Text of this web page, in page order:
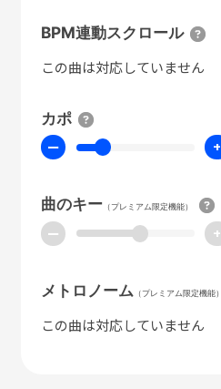
BPM連動スクロール
この曲は対応していません
カポ
ー +
曲のキー（プレミアム限定機能）
ー +
メトロノーム （プレミアム限定機能）
この曲は対応していません